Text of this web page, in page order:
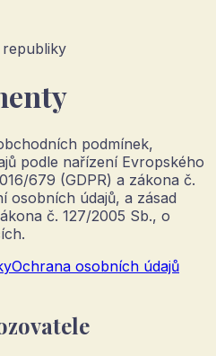
republiky
podmínek,
podle nařízení Evropského
679 (GDPR) a zákona č.
osobních údajů, a zásad
č. 127/2005 Sb., o
Ochrana osobních údajů